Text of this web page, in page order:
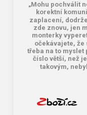
„Mohu pochválit
korektní
zaplacení,
zde znovu, jen
monterky
očekávajete,
třeba na to myslet
číslo větší, než
takovým,